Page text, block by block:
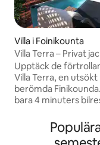
Villa i Foinikounta
Villa Terra – Privat
havsutsikt
Upptäck de
Villa Terra, en
berömda
bara 4 minuters
minuter från den
lovar en idyllisk